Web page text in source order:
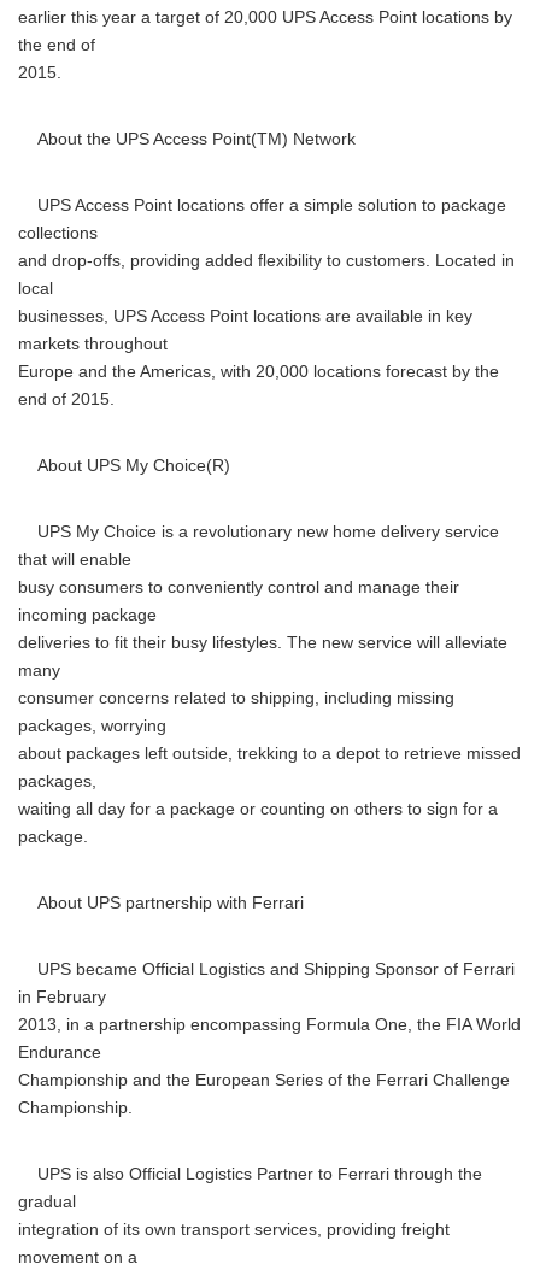
earlier this year a target of 20,000 UPS Access Point locations by
the end of
2015.
About the UPS Access Point(TM) Network
UPS Access Point locations offer a simple solution to package
collections
and drop-offs, providing added flexibility to customers. Located in
local
businesses, UPS Access Point locations are available in key
markets throughout
Europe and the Americas, with 20,000 locations forecast by the
end of 2015.
About UPS My Choice(R)
UPS My Choice is a revolutionary new home delivery service
that will enable
busy consumers to conveniently control and manage their
incoming package
deliveries to fit their busy lifestyles. The new service will alleviate
many
consumer concerns related to shipping, including missing
packages, worrying
about packages left outside, trekking to a depot to retrieve missed
packages,
waiting all day for a package or counting on others to sign for a
package.
About UPS partnership with Ferrari
UPS became Official Logistics and Shipping Sponsor of Ferrari
in February
2013, in a partnership encompassing Formula One, the FIA World
Endurance
Championship and the European Series of the Ferrari Challenge
Championship.
UPS is also Official Logistics Partner to Ferrari through the
gradual
integration of its own transport services, providing freight
movement on a